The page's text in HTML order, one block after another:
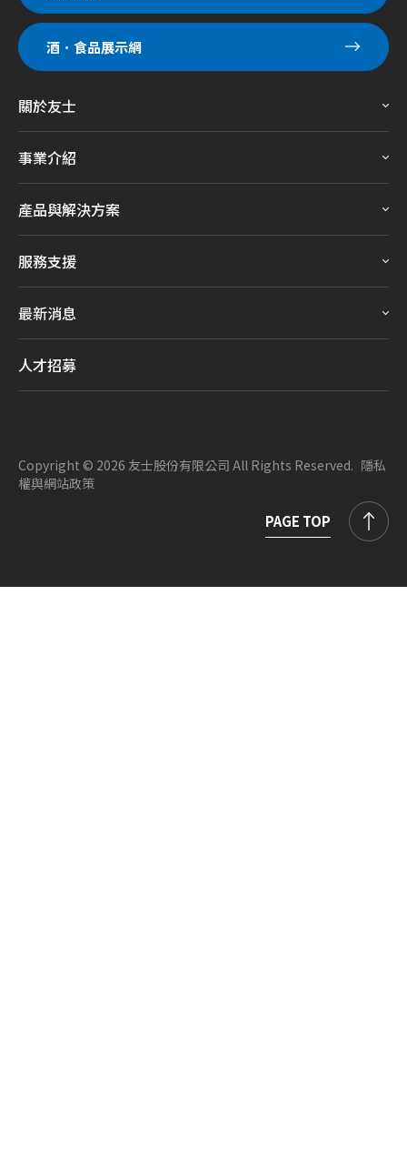
酒．食品展示網
關於友士
事業介紹
產品與解決方案
服務支援
最新消息
人才招募
Copyright © 2026 友士股份有限公司 All Rights Reserved. 隱私
權與網站政策
PAGE TOP